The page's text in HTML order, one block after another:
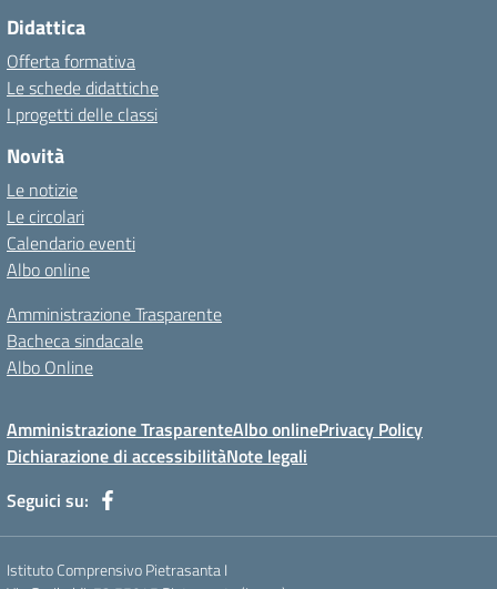
Didattica
Offerta formativa
Le schede didattiche
I progetti delle classi
Novità
Le notizie
Le circolari
Calendario eventi
Albo online
Amministrazione Trasparente
Bacheca sindacale
Albo Online
Amministrazione TrasparenteAlbo onlinePrivacy Policy
Dichiarazione di accessibilitàNote legali
Seguici su:
Istituto Comprensivo Pietrasanta I